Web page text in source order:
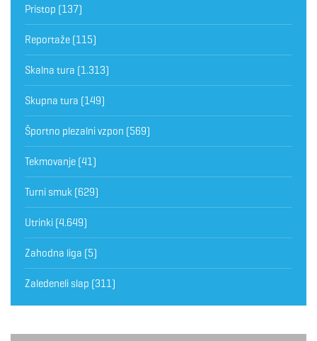
Pristop (137)
Reportaže (115)
Skalna tura (1.313)
Skupna tura (149)
Športno plezalni vzpon (569)
Tekmovanje (41)
Turni smuk (629)
Utrinki (4.649)
Zahodna liga (5)
Zaledeneli slap (311)